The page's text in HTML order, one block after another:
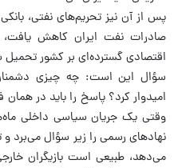
پس از آن نیز تحریم‌های نفتی،
صادرات نفت ایران کاهش
اقتصادی گسترده‌ای بر کشور
سؤال این است: چه چیزی
امیدوار کرد؟ پاسخ را باید در
وقتی یک جریان سیاسی داخلی
نهادهای رسمی را زیر سؤال می‌برد
می‌دهد، طبیعی است بازیگران